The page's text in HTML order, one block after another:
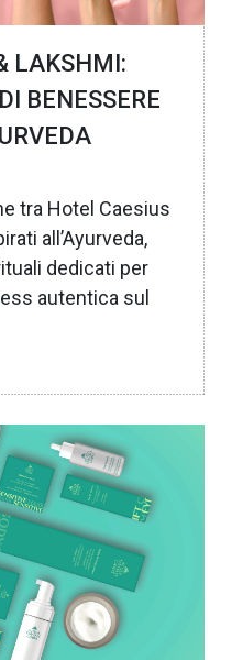
LAKSHMI:
BENESSERE
tra Hotel Caesius
all’Ayurveda,
dedicati per
autentica sul